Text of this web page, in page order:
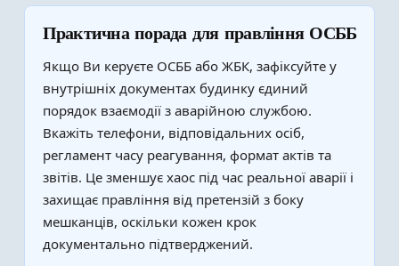
Практична порада для правління ОСББ
Якщо Ви керуєте ОСББ або ЖБК, зафіксуйте у
внутрішніх документах будинку єдиний
порядок взаємодії з аварійною службою.
Вкажіть телефони, відповідальних осіб,
регламент часу реагування, формат актів та
звітів. Це зменшує хаос під час реальної аварії і
захищає правління від претензій з боку
мешканців, оскільки кожен крок
документально підтверджений.